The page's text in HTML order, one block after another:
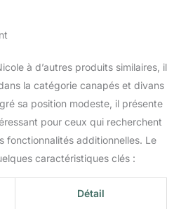
à d’autres produits similaires, il
la catégorie canapés et divans
sa position modeste, il présente
pour ceux qui recherchent
fonctionnalités additionnelles. Le
caractéristiques clés :
Détail